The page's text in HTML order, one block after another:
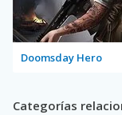
Doomsday Hero
Categorías